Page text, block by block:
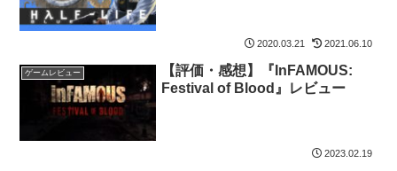
2020.03.21 2021.06.10
ゲームレビュー
【評価・感想】『InFAMOUS:
Festival of Blood』レビュー
2023.02.19